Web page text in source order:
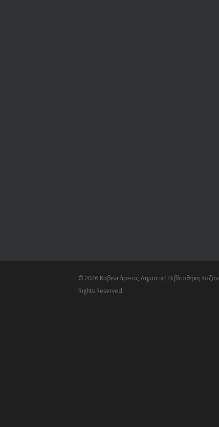
© 2026 Κοβεντάρειος Δημοτική Βιβλιοθήκη
Rights Reserved.